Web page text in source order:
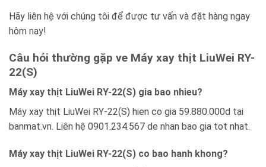
Hãy liên hệ với chúng tôi để được tư vấn và đặt hàng ngay
hôm nay!
Câu hỏi thường gặp ve Máy xay thịt LiuWei RY-
22(S)
Máy xay thịt LiuWei RY-22(S) gia bao nhieu?
Máy xay thịt LiuWei RY-22(S) hien co gia 59.880.000d tại
banmat.vn. Liên hệ 0901.234.567 de nhan bao gia tot nhat.
Máy xay thịt LiuWei RY-22(S) co bao hanh khong?